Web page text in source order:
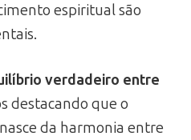
espiritual são
verdadeiro entre
destacando que o
da harmonia entre